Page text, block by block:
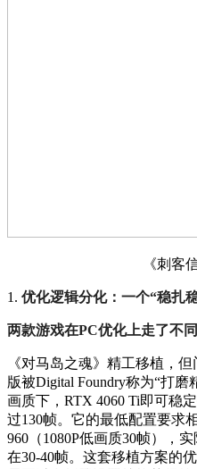
《刺客
1. 优化逻辑分化：一个“稳扎
两款游戏在PC优化上走了不
《对马岛之魂》精工移植，
版被Digital Foundry称为“打
画质下，RTX 4060 Ti即可稳
过130帧。它的最低配置要
960（1080P低画质30帧），
在30-40帧。这套移植方案的